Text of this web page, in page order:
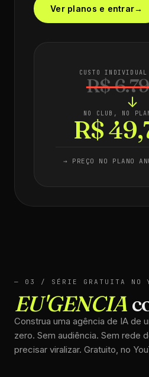
Ver planos e entrar→
CUSTO INDIVIDUAL
R$
↓
NO CLUB, NO
R$
→ PREÇO NO PLANO
— 03 / SÉRIE GRATUITA NO
EU'GENCIA
Construa uma agência de IA de
zero. Sem audiência. Sem rede
precisar viralizar. Gratuito, no